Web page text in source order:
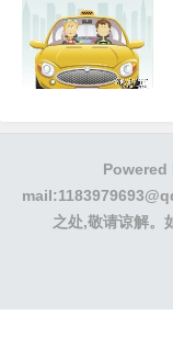
Powered
之处,敬请谅解。